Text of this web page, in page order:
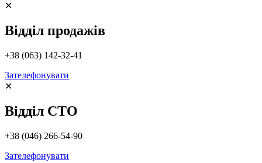
✕
Відділ продажів
+38 (063) 142-32-41
Зателефонувати
✕
Відділ СТО
+38 (046) 266-54-90
Зателефонувати